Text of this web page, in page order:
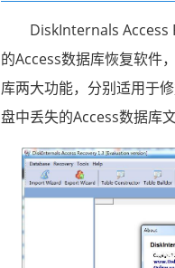
DiskInternals Access
的Access数据库恢复软件
库两大功能，分别适用于
盘中丢失的Access数据库文